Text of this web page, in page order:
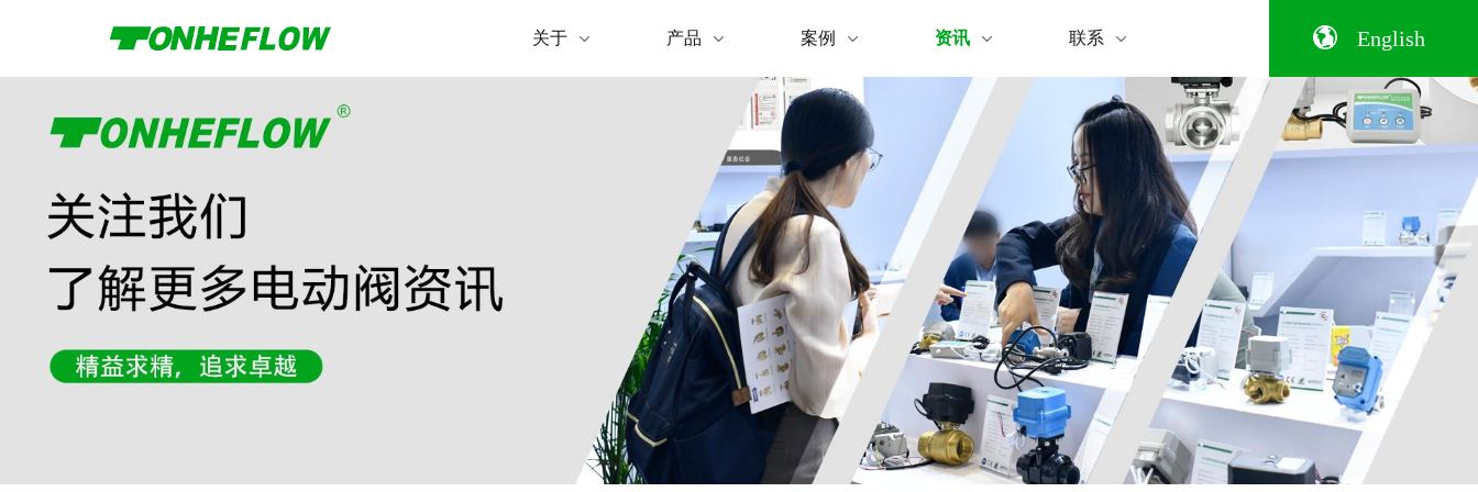
English
关于 产品 案例 资讯 联系
企业文化 发展历程 企业风采
A20系列 A100系列 A150系列 调节型电动阀 时间控制阀 防漏水报警器 温控阀 智能无线电动阀 A20系列 Wi-Fi 调节阀 P30系列气动球阀
空调制冷 食品制药 水利工程 智能家居 自动化设备
公司动态 下载中心 视频中心
联系我们 咨询留言